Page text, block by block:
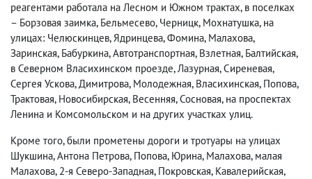
реагентами работала на Лесном и Южном трактах, в поселках
– Борзовая заимка, Бельмесево, Черницк, Мохнатушка, на
улицах: Челюскинцев, Ядринцева, Фомина, Малахова,
Заринская, Бабуркина, Автотранспортная, Взлетная, Балтийская,
в Северном Власихинском проезде, Лазурная, Сиреневая,
Сергея Ускова, Димитрова, Молодежная, Власихинская, Попова,
Трактовая, Новосибирская, Весенняя, Сосновая, на проспектах
Ленина и Комсомольском и на других участках улиц.
Кроме того, были прометены дороги и тротуары на улицах
Шукшина, Антона Петрова, Попова, Юрина, Малахова, малая
Малахова, 2-я Северо-Западная, Покровская, Кавалерийская,